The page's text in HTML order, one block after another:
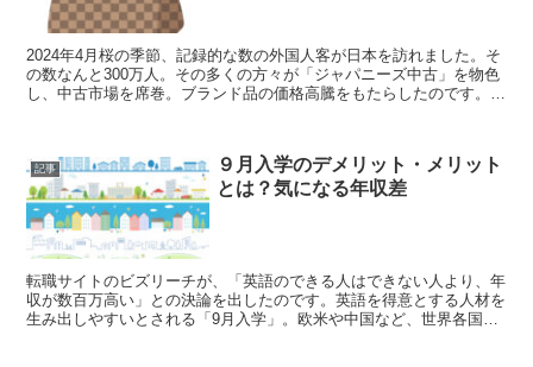
2024年4月桜の季節、記録的な数の外国人客が日本を訪れました。そ
の数なんと300万人。その多くの方々が「ジャパニーズ中古」を物色
し、中古市場を席巻。ブランド品の価格高騰をもたらしたのです。中
記事
９月入学のデメリット・メリット
とは？気になる年収差
転職サイトのビズリーチが、「英語のできる人はできない人より、年
収が数百万高い」との決論を出したのです。英語を得意とする人材を
生み出しやすいとされる「9月入学」。欧米や中国など、世界各国で